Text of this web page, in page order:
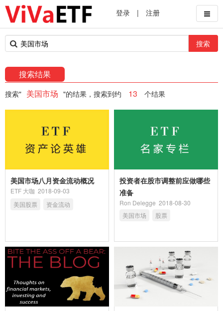
登录 | 注册
搜索
搜索结果
搜索" 美国市场 "的结果，搜索到约 13 个结果
美国市场八月资金流动概况
ETF 大咖 2018-09-03
美国股票
资金流动
投资者在股市调整前应做哪些
准备
Ron Delegge 2018-08-30
美国市场
股票